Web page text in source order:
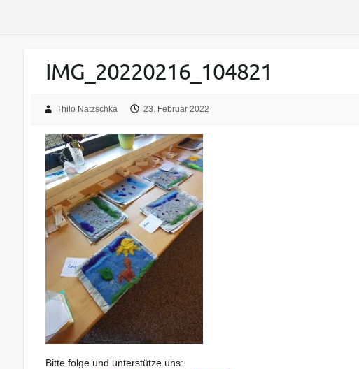
IMG_20220216_104821
Thilo Natzschka 23. Februar 2022
Bitte folge und unterstütze uns: